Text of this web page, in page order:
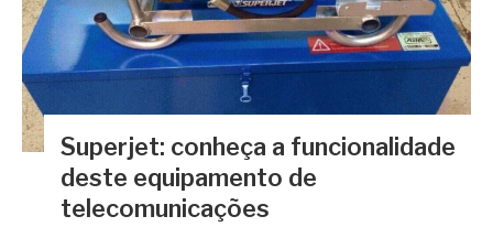
Superjet: conheça a funcionalidade
deste equipamento de
telecomunicações